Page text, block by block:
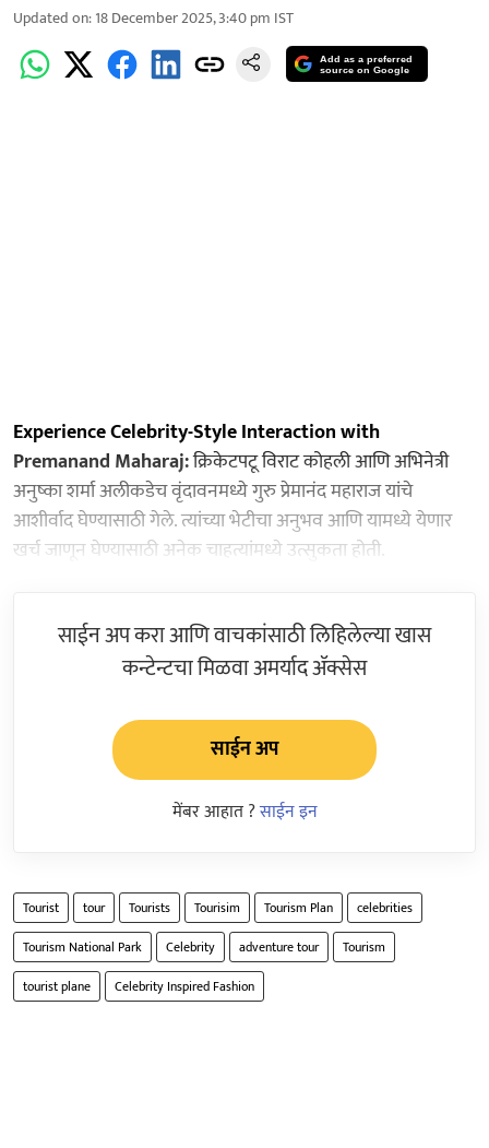
Updated on:18 December 2025, 3:40 pm IST
Add as a preferred
source on Google
Experience Celebrity-Style Interaction with
Premanand Maharaj:क्रिकेटपटू विराट कोहली आणि अभिनेत्री
अनुष्का शर्मा अलीकडेच वृंदावनमध्ये गुरु प्रेमानंद महाराज यांचे
आशीर्वाद घेण्यासाठी गेले. त्यांच्या भेटीचा अनुभव आणि यामध्ये येणार
खर्च जाणून घेण्यासाठी अनेक चाहत्यांमध्ये उत्सुकता होती.
साईन अप करा आणि वाचकांसाठी लिहिलेल्या खास
कन्टेन्टचा मिळवा अमर्याद ॲक्सेस
साईन अप
मेंबर आहात ?साईन इन
Tourist tour Tourists Tourisim Tourism Plan
celebrities
Tourism National Park
Celebrity adventure tour
Tourism
tourist plane
Celebrity Inspired Fashion